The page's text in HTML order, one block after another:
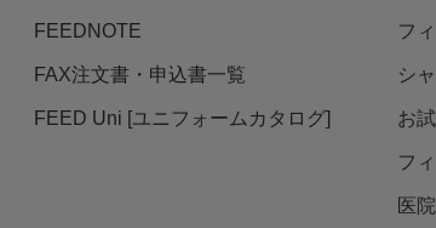
FEEDNOTE
FAX注文書・申込書一覧
FEED Uni [ユニフォームカタログ]
フ
シ
お
フ
医